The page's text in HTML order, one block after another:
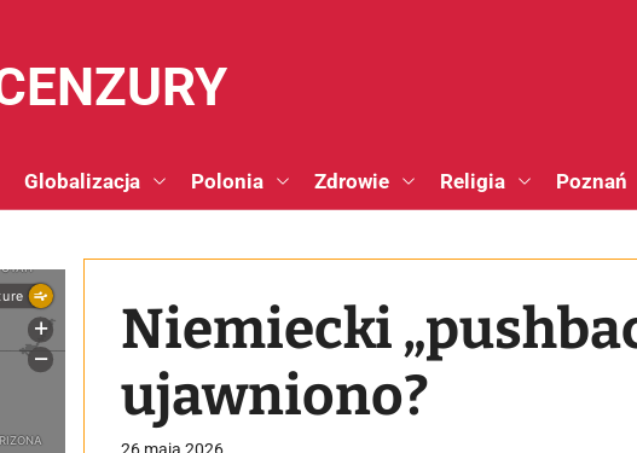
Globalizacja Polonia Zdrowie Religia Poznań
Niemiecki
ujawniono?